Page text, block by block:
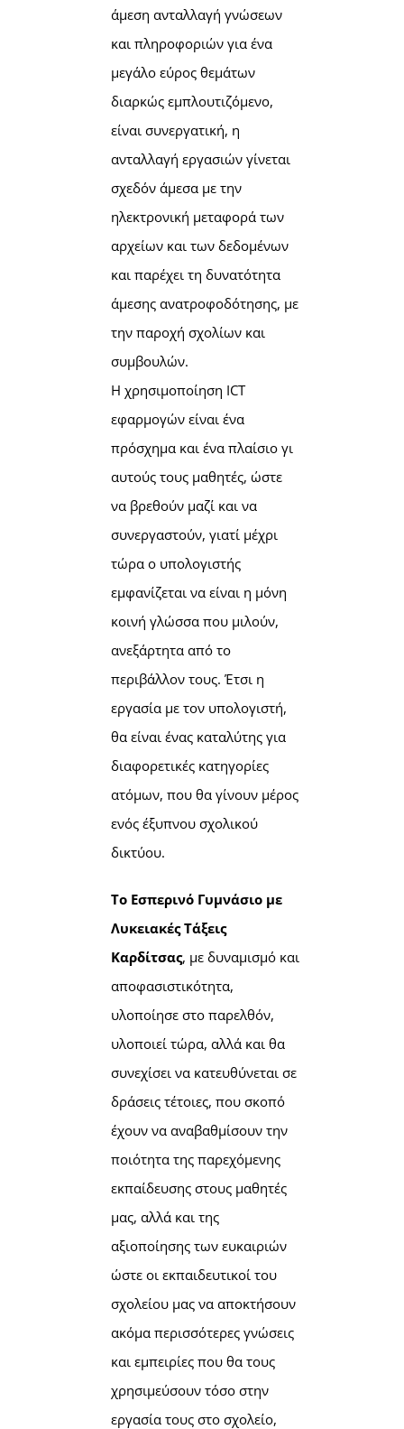
άμεση ανταλλαγή γνώσεων
και πληροφοριών για ένα
μεγάλο εύρος θεμάτων
διαρκώς εμπλουτιζόμενο,
είναι συνεργατική, η
ανταλλαγή εργασιών γίνεται
σχεδόν άμεσα με την
ηλεκτρονική μεταφορά των
αρχείων και των δεδομένων
και παρέχει τη δυνατότητα
άμεσης ανατροφοδότησης, με
την παροχή σχολίων και
συμβουλών.
Η χρησιμοποίηση ICT
εφαρμογών είναι ένα
πρόσχημα και ένα πλαίσιο γι
αυτούς τους μαθητές, ώστε
να βρεθούν μαζί και να
συνεργαστούν, γιατί μέχρι
τώρα ο υπολογιστής
εμφανίζεται να είναι η μόνη
κοινή γλώσσα που μιλούν,
ανεξάρτητα από το
περιβάλλον τους. Έτσι η
εργασία με τον υπολογιστή,
θα είναι ένας καταλύτης για
διαφορετικές κατηγορίες
ατόμων, που θα γίνουν μέρος
ενός έξυπνου σχολικού
δικτύου.
Το Εσπερινό Γυμνάσιο με
Λυκειακές Τάξεις
Καρδίτσας, με δυναμισμό και
αποφασιστικότητα,
υλοποίησε στο παρελθόν,
υλοποιεί τώρα, αλλά και θα
συνεχίσει να κατευθύνεται σε
δράσεις τέτοιες, που σκοπό
έχουν να αναβαθμίσουν την
ποιότητα της παρεχόμενης
εκπαίδευσης στους μαθητές
μας, αλλά και της
αξιοποίησης των ευκαιριών
ώστε οι εκπαιδευτικοί του
σχολείου μας να αποκτήσουν
ακόμα περισσότερες γνώσεις
και εμπειρίες που θα τους
χρησιμεύσουν τόσο στην
εργασία τους στο σχολείο,